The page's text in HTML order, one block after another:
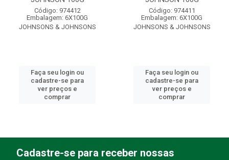
Código: 974412
Embalagem: 6X100G
JOHNSONS & JOHNSONS
Faça seu login ou
cadastre-se para
ver preços e
comprar
Código: 974411
Embalagem: 6X100G
JOHNSONS & JOHNSONS
Faça seu login ou
cadastre-se para
ver preços e
comprar
Cadastre-se para receber nossas